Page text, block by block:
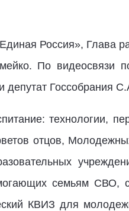
Россия», Глава
По видеосвязи
депутат Госсобрания
технологии,
отцов,
семьям СВО,
КВИЗ для